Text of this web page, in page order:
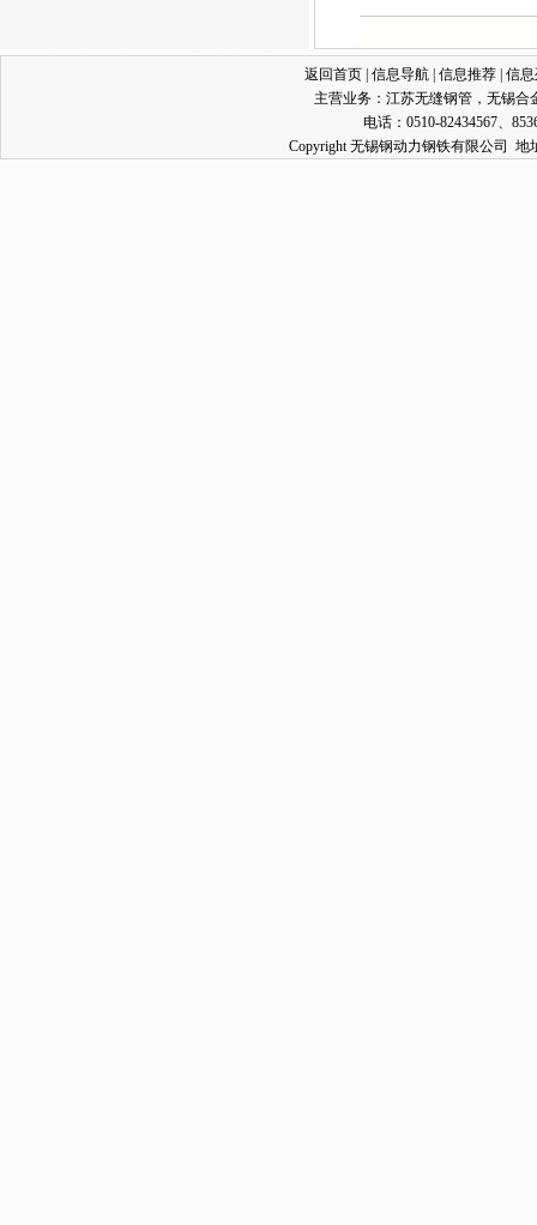
返回首页 信息导航 信息推荐 信
主营业务： 江苏无缝钢管 ， 无锡合
电话：0510-82434567、
Copyright 无锡钢动力钢铁有限公司